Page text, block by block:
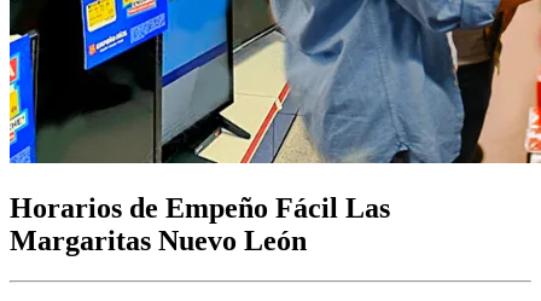
Horarios de Empeño Fácil Las
Margaritas Nuevo León